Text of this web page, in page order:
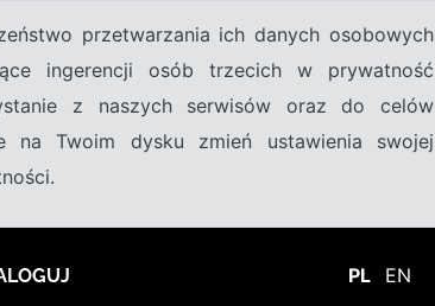
przetwarzania ich danych osobowych
ingerencji osób trzecich w prywatność
z naszych serwisów oraz do celów
na Twoim dysku zmień ustawienia swojej
PL EN